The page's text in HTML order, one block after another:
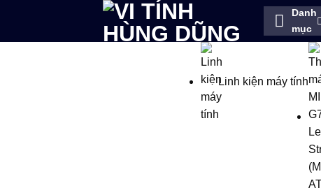
nội
Danh
mục
Linh kiện máy tính